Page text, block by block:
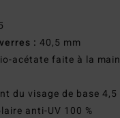
: 40,5 mm
acétate faite à la main
du visage de base 4,5
anti-UV 100 %